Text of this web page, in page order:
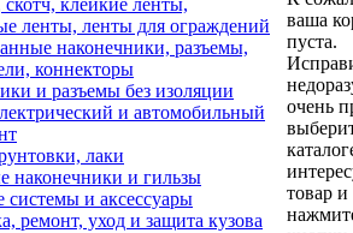
скотч, клейкие ленты,
ленты, ленты для ограждений
наконечники, разъемы,
коннекторы
и разъемы без изоляции
и автомобильный
лаки
наконечники и гильзы
и аксессуары
ремонт, уход и защита кузова
ваша
пуста.
очень
товар и